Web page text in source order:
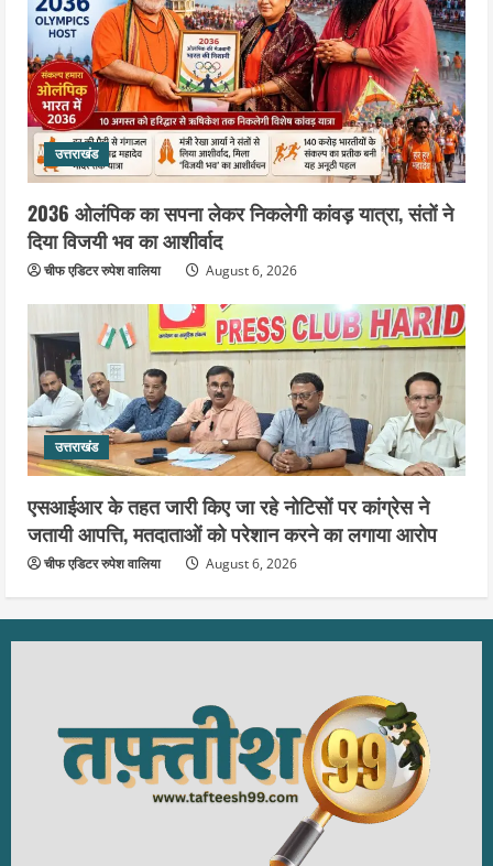
उत्तराखंड
2036 ओलंपिक का सपना लेकर निकलेगी कांवड़ यात्रा, संतों ने
दिया विजयी भव का आशीर्वाद
चीफ एडिटर रुपेश वालिया August 6, 2026
उत्तराखंड
एसआईआर के तहत जारी किए जा रहे नोटिसों पर कांग्रेस ने
जतायी आपत्ति, मतदाताओं को परेशान करने का लगाया आरोप
चीफ एडिटर रुपेश वालिया August 6, 2026